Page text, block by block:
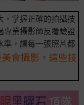
，掌握正確的拍攝技
專業攝影師反覆驗證
準，讓每一張照片都
食攝影，這些技